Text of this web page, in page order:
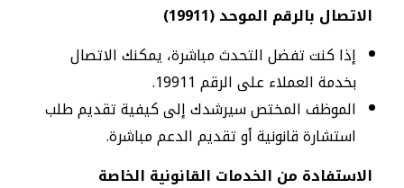
الاتصال بالرقم الموحد (19911)
إذا كنت تفضل التحدث مباشرة، يمكنك الاتصال
بخدمة العملاء على الرقم 19911.
الموظف المختص سيرشدك إلى كيفية تقديم طلب
استشارة قانونية أو تقديم الدعم مباشرة.
الاستفادة من الخدمات القانونية الخاصة